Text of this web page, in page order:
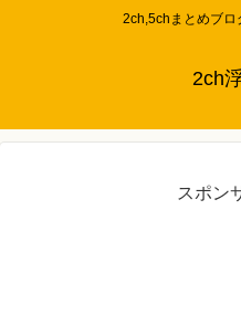
2ch,5chまとめブロ
2ch
スポン